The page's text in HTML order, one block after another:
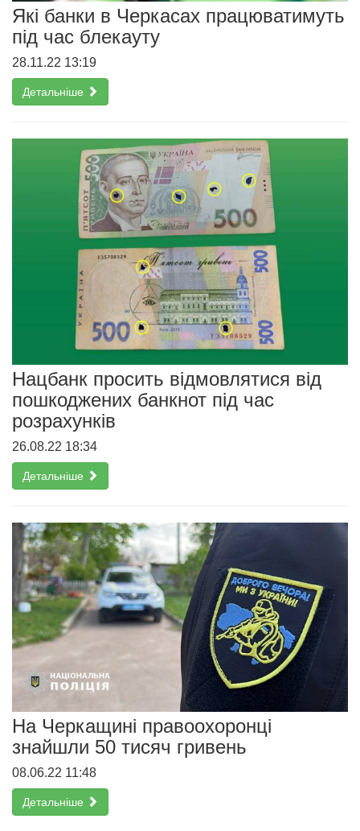
Які банки в Черкасах працюватимуть
під час блекауту
28.11.22 13:19
Детальніше
Нацбанк просить відмовлятися від
пошкоджених банкнот під час
розрахунків
26.08.22 18:34
Детальніше
На Черкащині правоохоронці
знайшли 50 тисяч гривень
08.06.22 11:48
Детальніше